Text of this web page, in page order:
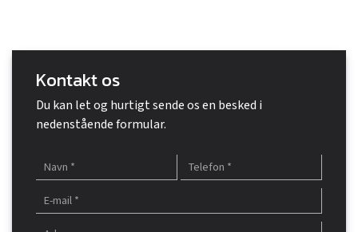
Kontakt os
Du kan let og hurtigt sende os en besked i
nedenstående formular.